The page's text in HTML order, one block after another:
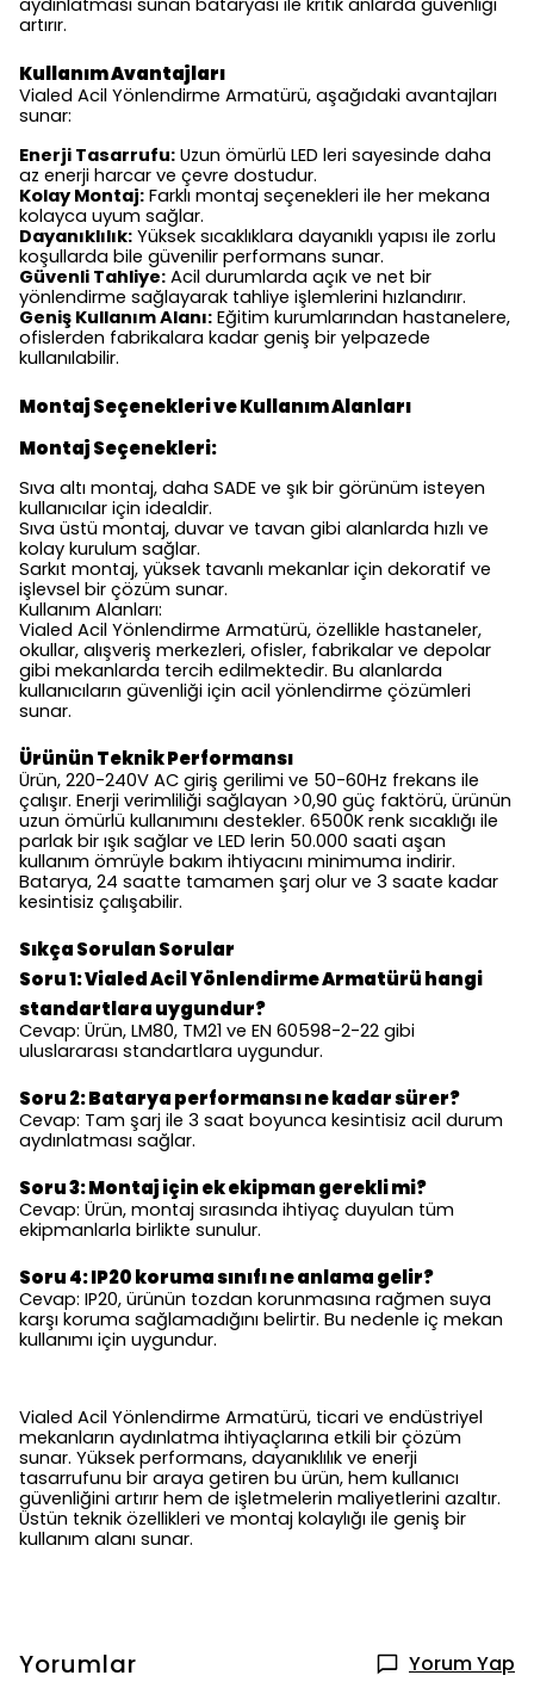
aydınlatması sunan bataryası ile kritik anlarda güvenliği
artırır.
Kullanım Avantajları
Vialed Acil Yönlendirme Armatürü, aşağıdaki avantajları
sunar:
Enerji Tasarrufu: Uzun ömürlü LED leri sayesinde daha
az enerji harcar ve çevre dostudur.
Kolay Montaj: Farklı montaj seçenekleri ile her mekana
kolayca uyum sağlar.
Dayanıklılık: Yüksek sıcaklıklara dayanıklı yapısı ile zorlu
koşullarda bile güvenilir performans sunar.
Güvenli Tahliye: Acil durumlarda açık ve net bir
yönlendirme sağlayarak tahliye işlemlerini hızlandırır.
Geniş Kullanım Alanı: Eğitim kurumlarından hastanelere,
ofislerden fabrikalara kadar geniş bir yelpazede
kullanılabilir.
Montaj Seçenekleri ve Kullanım Alanları
Montaj Seçenekleri:
Sıva altı montaj, daha SADE ve şık bir görünüm isteyen
kullanıcılar için idealdir.
Sıva üstü montaj, duvar ve tavan gibi alanlarda hızlı ve
kolay kurulum sağlar.
Sarkıt montaj, yüksek tavanlı mekanlar için dekoratif ve
işlevsel bir çözüm sunar.
Kullanım Alanları:
Vialed Acil Yönlendirme Armatürü, özellikle hastaneler,
okullar, alışveriş merkezleri, ofisler, fabrikalar ve depolar
gibi mekanlarda tercih edilmektedir. Bu alanlarda
kullanıcıların güvenliği için acil yönlendirme çözümleri
sunar.
Ürünün Teknik Performansı
Ürün, 220-240V AC giriş gerilimi ve 50-60Hz frekans ile
çalışır. Enerji verimliliği sağlayan >0,90 güç faktörü, ürünün
uzun ömürlü kullanımını destekler. 6500K renk sıcaklığı ile
parlak bir ışık sağlar ve LED lerin 50.000 saati aşan
kullanım ömrüyle bakım ihtiyacını minimuma indirir.
Batarya, 24 saatte tamamen şarj olur ve 3 saate kadar
kesintisiz çalışabilir.
Sıkça Sorulan Sorular
Soru 1: Vialed Acil Yönlendirme Armatürü hangi
standartlara uygundur?
Cevap: Ürün, LM80, TM21 ve EN 60598-2-22 gibi
uluslararası standartlara uygundur.
Soru 2: Batarya performansı ne kadar sürer?
Cevap: Tam şarj ile 3 saat boyunca kesintisiz acil durum
aydınlatması sağlar.
Soru 3: Montaj için ek ekipman gerekli mi?
Cevap: Ürün, montaj sırasında ihtiyaç duyulan tüm
ekipmanlarla birlikte sunulur.
Soru 4: IP20 koruma sınıfı ne anlama gelir?
Cevap: IP20, ürünün tozdan korunmasına rağmen suya
karşı koruma sağlamadığını belirtir. Bu nedenle iç mekan
kullanımı için uygundur.
Vialed Acil Yönlendirme Armatürü, ticari ve endüstriyel
mekanların aydınlatma ihtiyaçlarına etkili bir çözüm
sunar. Yüksek performans, dayanıklılık ve enerji
tasarrufunu bir araya getiren bu ürün, hem kullanıcı
güvenliğini artırır hem de işletmelerin maliyetlerini azaltır.
Üstün teknik özellikleri ve montaj kolaylığı ile geniş bir
kullanım alanı sunar.
Yorumlar Yorum Yap